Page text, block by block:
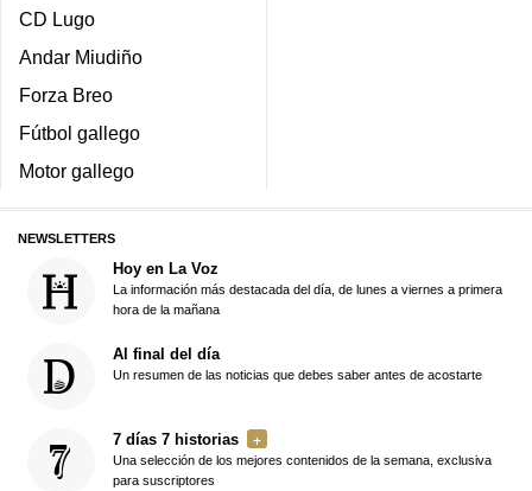
CD Lugo
Andar Miudiño
Forza Breo
Fútbol gallego
Motor gallego
NEWSLETTERS
Hoy en La Voz
La información más destacada del día, de lunes a viernes a primera
hora de la mañana
Al final del día
Un resumen de las noticias que debes saber antes de acostarte
7 días 7 historias
Una selección de los mejores contenidos de la semana, exclusiva
para suscriptores